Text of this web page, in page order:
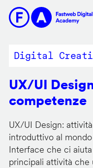
contenuto
Digital
UX/UI
competenze
UX/UI Design:
introduttivo al
Interface che ci
principali attività che